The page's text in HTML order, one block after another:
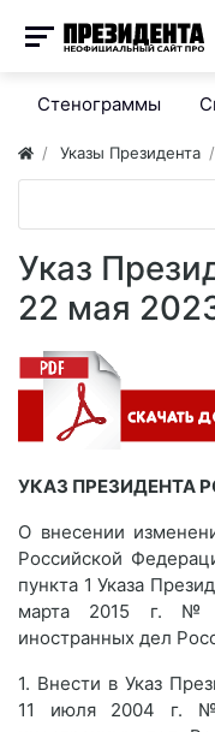
Стенограммы
Указы Президента
Указ
22 мая
УКАЗ ПРЕЗИДЕНТА
О внесении
Российской
пункта 1 Указа
марта 2015 г. №
иностранных дел
1. Внести в Указ
11 июля 2004 г. №